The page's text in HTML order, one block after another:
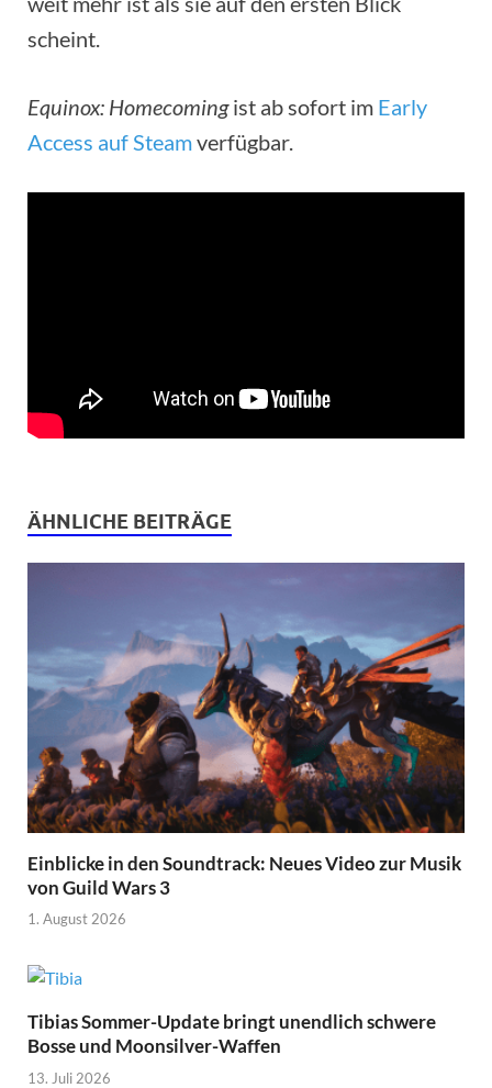
scheint.
Equinox: Homecomingist ab sofort im Early
Access auf Steamverfügbar.
ÄHNLICHE BEITRÄGE
Einblicke in den Soundtrack: Neues Video zur Musik
von Guild Wars 3
1. August 2026
Tibias Sommer-Update bringt unendlich schwere
Bosse und Moonsilver-Waffen
13. Juli 2026